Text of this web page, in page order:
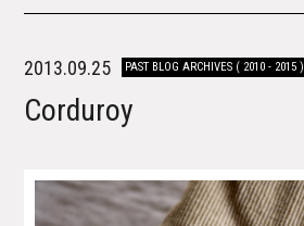
2013.09.25 PAST BLOG ARCHIVES ( 2010 - 2015 )
Corduroy